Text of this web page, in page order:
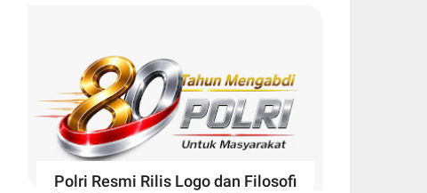
Polri Resmi Rilis Logo dan Filosofi